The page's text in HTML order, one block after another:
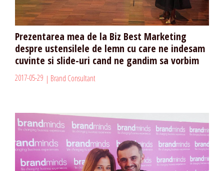
Prezentarea mea de la Biz Best Marketing
despre ustensilele de lemn cu care ne indesam
cuvinte si slide-uri cand ne gandim sa vorbim
2017-05-29 Brand Consultant